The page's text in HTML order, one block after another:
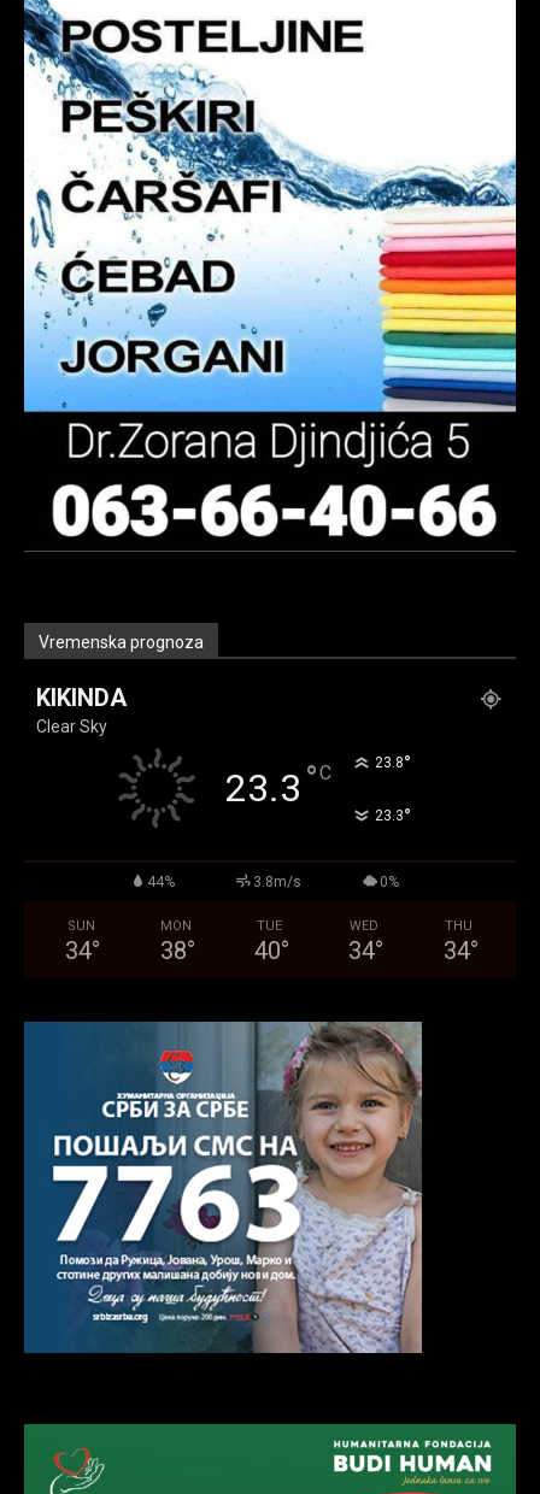
Vremenska prognoza
KIKINDA
Clear Sky
23.3 °C 23.8°
23.3°
44% 3.8m/s 0%
SUN
34°
MON
38°
TUE
40°
WED
34°
THU
34°